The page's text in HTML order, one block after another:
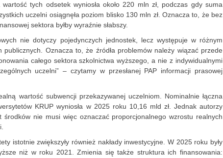
tych odsetek wyniosła około 220 mln zł, podczas gdy suma
uczelni osiągnęła poziom blisko 130 mln zł. Oznacza to, że bez
sektora byłby wyraźnie słabszy.
nie dotyczy pojedynczych jednostek, lecz występuje w różnym
publicznych. Oznacza to, że źródła problemów należy wiązać przede
całego sektora szkolnictwa wyższego, a nie z indywidualnymi
uczelni” – czytamy w przesłanej PAP informacji prasowej
wartość subwencji przekazywanej uczelniom. Nominalnie łączna
KRUP wyniosła w 2025 roku 10,16 mld zł. Jednak autorzy
środków nie musi więc oznaczać proporcjonalnego wzrostu realnych
istotnie zwiększyły również nakłady inwestycyjne. W 2025 roku były
niż w roku 2021. Zmienia się także struktura ich finansowania: